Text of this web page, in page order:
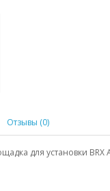
Отзывы (0)
для установки BRX